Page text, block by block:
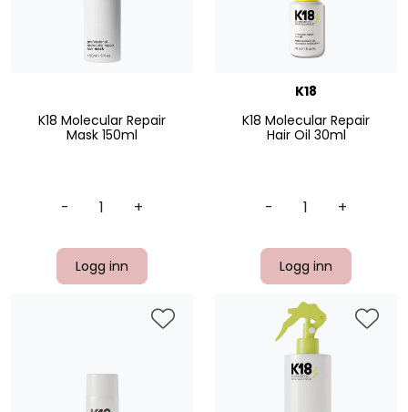
K18 Molecular Repair
Mask 150ml
- +
Logg inn
K18
K18 Molecular Repair
Hair Oil 30ml
- +
Logg inn